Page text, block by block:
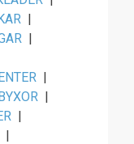
|
|
|
|
|
|